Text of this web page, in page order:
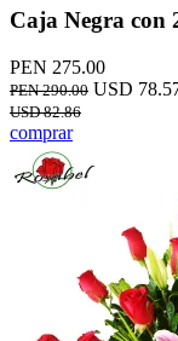
Caja Negra con
PEN 275.00
PEN 290.00 USD
USD 82.86
comprar